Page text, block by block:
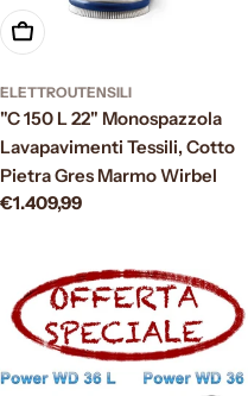
Aggiungi al carrello
ELETTROUTENSILI
"C 150 L 22" Monospazzola
Lavapavimenti Tessili, Cotto
Pietra Gres Marmo Wirbel
Prezzo
€1.409,99